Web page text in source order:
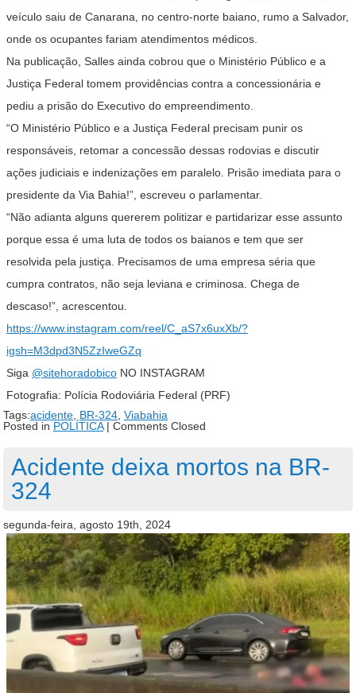
veículo saiu de Canarana, no centro-norte baiano, rumo a Salvador,
onde os ocupantes fariam atendimentos médicos.
Na publicação, Salles ainda cobrou que o Ministério Público e a
Justiça Federal tomem providências contra a concessionária e
pediu a prisão do Executivo do empreendimento.
“O Ministério Público e a Justiça Federal precisam punir os
responsáveis, retomar a concessão dessas rodovias e discutir
ações judiciais e indenizações em paralelo. Prisão imediata para o
presidente da Via Bahia!”, escreveu o parlamentar.
“Não adianta alguns quererem politizar e partidarizar esse assunto
porque essa é uma luta de todos os baianos e tem que ser
resolvida pela justiça. Precisamos de uma empresa séria que
cumpra contratos, não seja leviana e criminosa. Chega de
descaso!”, acrescentou.
https://www.instagram.com/reel/C_aS7x6uxXb/?
igsh=M3dpd3N5ZzIweGZq
Siga @sitehoradobico NO INSTAGRAM
Fotografia: Polícia Rodoviária Federal (PRF)
Tags:acidente BR-324 Viabahia
Posted in POLÍTICA| Comments Closed
Acidente deixa mortos na BR-
324
segunda-feira, agosto 19th, 2024